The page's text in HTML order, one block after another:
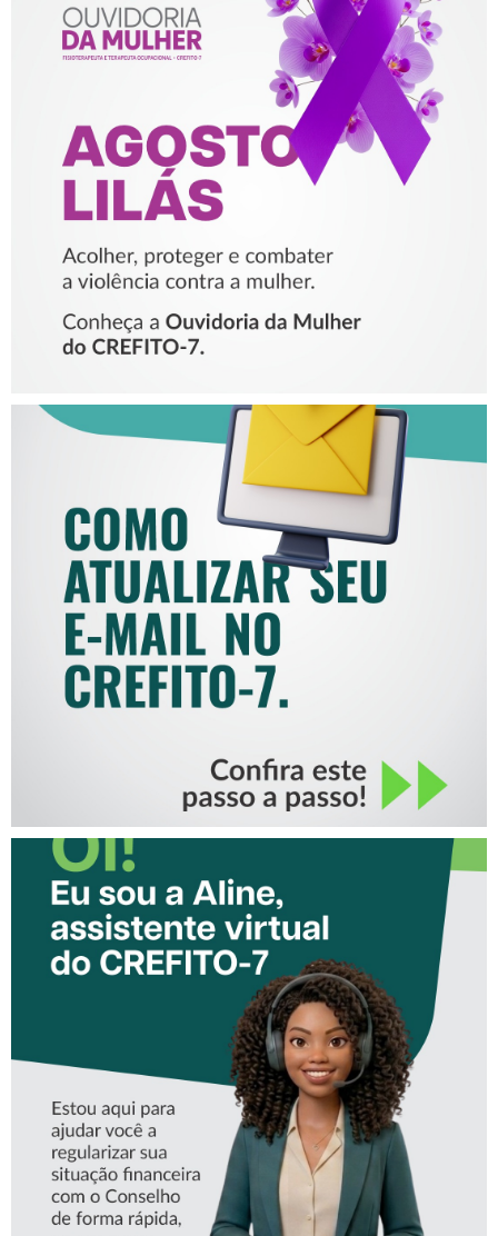
AGOSTO LILÁS – ACOLHER,
PROTEGER E COMBATER A
VIOLÊNCIA CONTRA A
MULHER
COMO ATUALIZAR SEU E-
MAIL NO CREFITO-7
CONHEÇA A ‘ALINE’,
ASSISTENTE VIRTUAL DO
CREFITO-7